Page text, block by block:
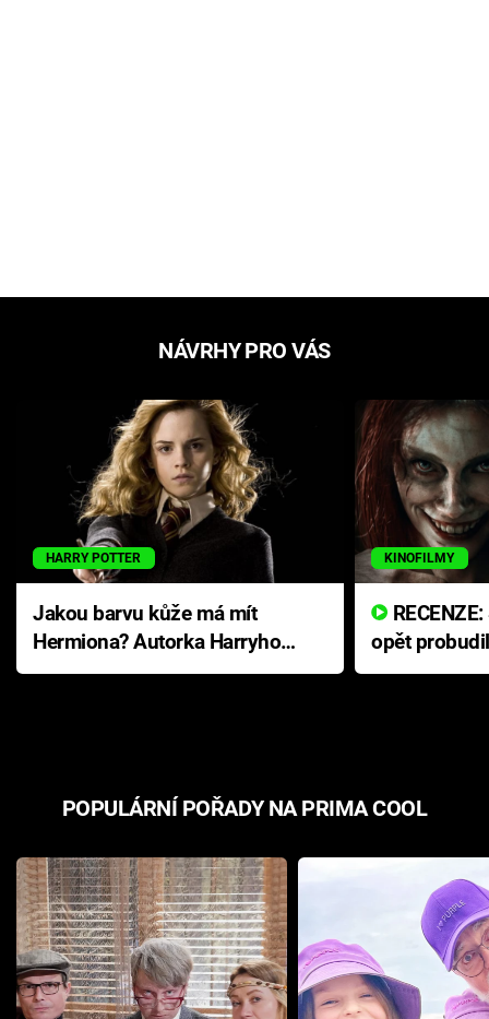
NÁVRHY PRO VÁS
HARRY POTTER
Jakou barvu kůže má mít
Hermiona? Autorka Harryho
Pottera přišla s ráznou
KINOFILMY
opět
přichází s
POPULÁRNÍ POŘADY NA PRIMA COOL